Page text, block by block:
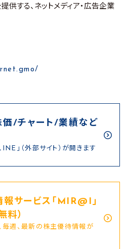
供する、ネットメディア・広告企業
価/チャート/業績など
」（外部サイト）が開きます
報サービス｢MIR@I｣
料）
毎週、最新の株主優待情報が